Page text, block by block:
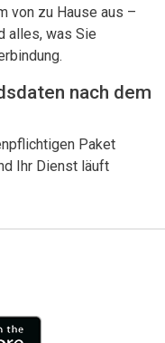
von zu Hause aus –
alles, was Sie
nach dem
Paket
Ihr Dienst läuft